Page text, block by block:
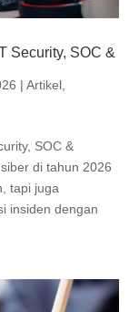
Security, SOC &
|Artikel
SOC &
di tahun 2026
tapi juga
insiden dengan